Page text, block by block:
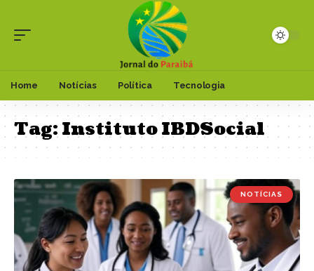
Home Notícias Política Tecnologia
Tag:Instituto IBDSocial
NOTÍCIAS